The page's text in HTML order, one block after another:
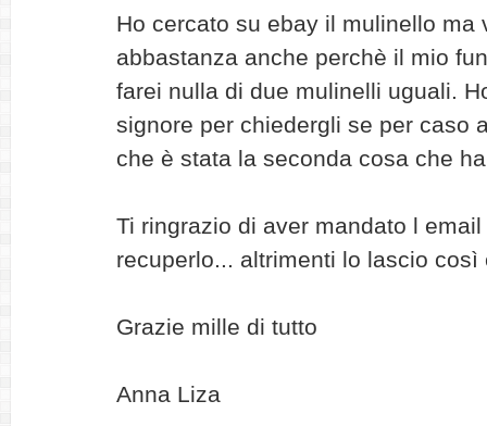
Ho cercato su ebay il mulinello ma
abbastanza anche perchè il mio
farei nulla di due mulinelli uguali.
signore per chiedergli se per caso
che è stata la seconda cosa che
Ti ringrazio di aver mandato l
recuperlo... altrimenti lo lascio così
Grazie mille di tutto
Anna Liza